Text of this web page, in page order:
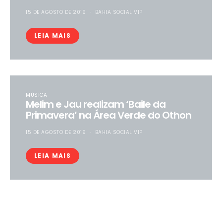
15 DE AGOSTO DE 2019 BAHIA SOCIAL VIP
LEIA MAIS
MÚSICA
Melim e Jau realizam ‘Baile da
Primavera’ na Área Verde do Othon
15 DE AGOSTO DE 2019 BAHIA SOCIAL VIP
LEIA MAIS